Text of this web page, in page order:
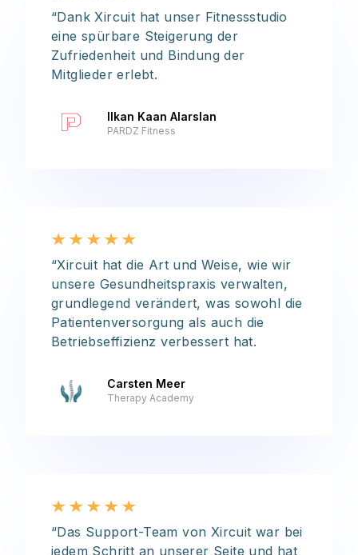
“Dank Xircuit hat unser Fitnessstudio
eine spürbare Steigerung der
Zufriedenheit und Bindung der
Mitglieder erlebt.
Ilkan Kaan Alarslan
PARDZ Fitness
“Xircuit hat die Art und Weise, wie wir
unsere Gesundheitspraxis verwalten,
grundlegend verändert, was sowohl die
Patientenversorgung als auch die
Betriebseffizienz verbessert hat.
Carsten Meer
Therapy Academy
“Das Support-Team von Xircuit war bei
jedem Schritt an unserer Seite und hat